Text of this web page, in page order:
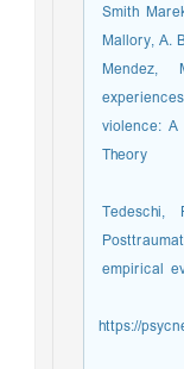
Smith
Mallory, A.
violence:
empirical
https://